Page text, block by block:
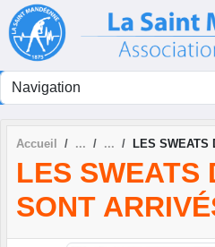
Accueil LES SWEATS
LES SWEATS
SONT
Panneau de gestion des cookies